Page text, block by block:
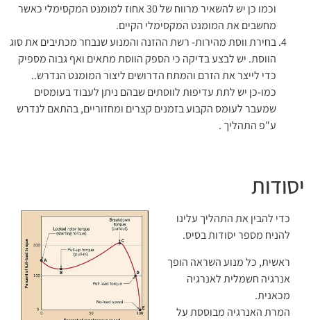
וכמו כן יש להשאיר מרווח של 30 אחוז למומנט המקסימלי כאשר
מחשבים את המומנט המקסימלי הקיים.
בחירת ווסת מהירות- רשת ההזנה והמנוע שנבחר מכתיבים את סוג
הווסת. יש לבצע בדיקה כי הספק הווסת מתאים ואף גבוה מספיק
כדי לייצר את הזרם והמתח הדרושים ליצור המומנט הנדרש..
כמו-כן יש לתת עדיפות לווסתים שבהם ניתן לעבוד בעומסים
שמעבר לעומס הקבוע בזמנים קצרים ומחזוריים, בהתאם לנדרש
ע"פ התהליך .
יסודות
כדי להבין את התהליך עלינו
להניח מספר יסודות בסיס.
ראשית, כל מנוע השראה הופך
אנרגיה חשמלית לאנרגיה
מכאנית.
המרת האנרגיה מבוססת על